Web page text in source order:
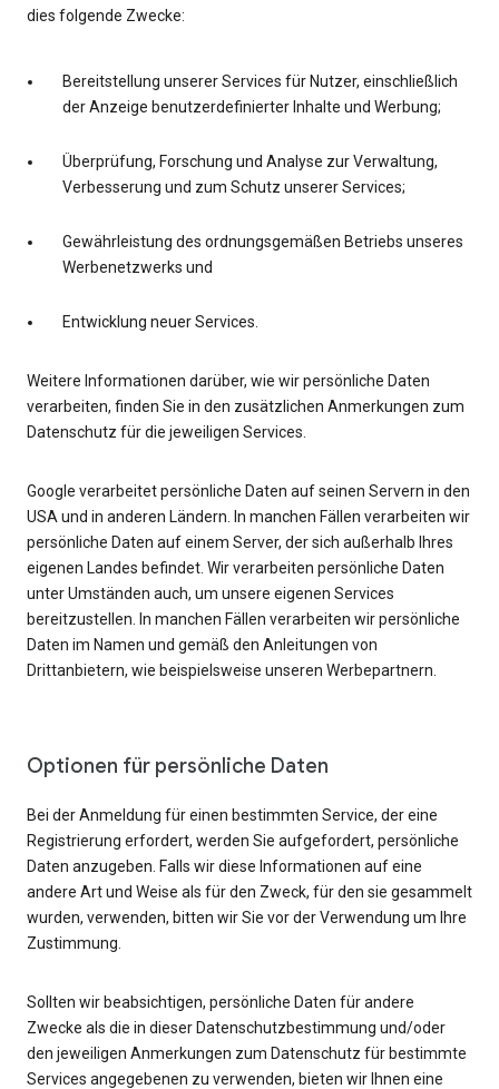
dies folgende Zwecke:
Bereitstellung unserer Services für Nutzer, einschließlich
der Anzeige benutzerdefinierter Inhalte und Werbung;
Überprüfung, Forschung und Analyse zur Verwaltung,
Verbesserung und zum Schutz unserer Services;
Gewährleistung des ordnungsgemäßen Betriebs unseres
Werbenetzwerks und
Entwicklung neuer Services.
Weitere Informationen darüber, wie wir persönliche Daten
verarbeiten, finden Sie in den zusätzlichen Anmerkungen zum
Datenschutz für die jeweiligen Services.
Google verarbeitet persönliche Daten auf seinen Servern in den
USA und in anderen Ländern. In manchen Fällen verarbeiten wir
persönliche Daten auf einem Server, der sich außerhalb Ihres
eigenen Landes befindet. Wir verarbeiten persönliche Daten
unter Umständen auch, um unsere eigenen Services
bereitzustellen. In manchen Fällen verarbeiten wir persönliche
Daten im Namen und gemäß den Anleitungen von
Drittanbietern, wie beispielsweise unseren Werbepartnern.
Optionen für persönliche Daten
Bei der Anmeldung für einen bestimmten Service, der eine
Registrierung erfordert, werden Sie aufgefordert, persönliche
Daten anzugeben. Falls wir diese Informationen auf eine
andere Art und Weise als für den Zweck, für den sie gesammelt
wurden, verwenden, bitten wir Sie vor der Verwendung um Ihre
Zustimmung.
Sollten wir beabsichtigen, persönliche Daten für andere
Zwecke als die in dieser Datenschutzbestimmung und/oder
den jeweiligen Anmerkungen zum Datenschutz für bestimmte
Services angegebenen zu verwenden, bieten wir Ihnen eine